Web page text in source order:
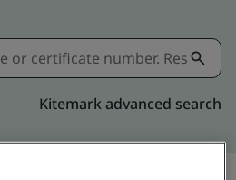
Kitemark advanced search